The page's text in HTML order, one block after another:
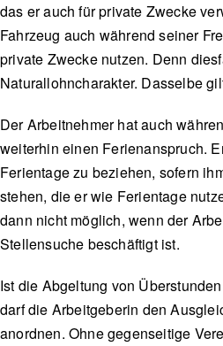
das er auch für private Zwecke
Fahrzeug auch während seiner
private Zwecke nutzen. Denn
Naturallohncharakter. Dasselbe
Der Arbeitnehmer hat auch
weiterhin einen Ferienanspruch.
Ferientage zu beziehen, sofern
stehen, die er wie Ferientage
dann nicht möglich, wenn der
Stellensuche beschäftigt ist.
Ist die Abgeltung von
darf die Arbeitgeberin den
anordnen. Ohne gegenseitige